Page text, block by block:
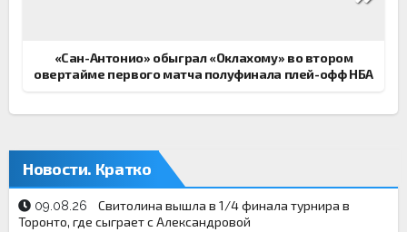
«Сан-Антонио» обыграл «Оклахому» во втором
овертайме первого матча полуфинала плей-офф НБА
Новости. Кратко
09.08.26
Свитолина вышла в 1/4 финала турнира в
Торонто, где сыграет с Александровой